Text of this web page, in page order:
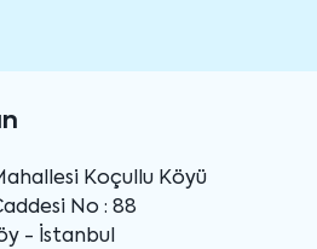
Koçullu Köyü
No : 88
- İstanbul